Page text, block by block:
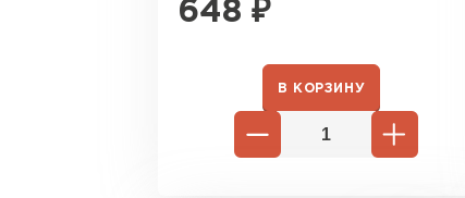
648 ₽
В КОРЗИНУ